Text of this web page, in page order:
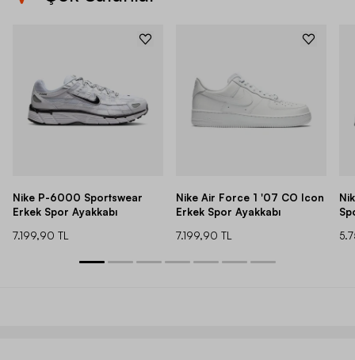
Nike P-6000 Sportswear
Erkek Spor Ayakkabı
7.199,90 TL
Nike Air Force 1 '07 CO Icon
Erkek Spor Ayakkabı
7.199,90 TL